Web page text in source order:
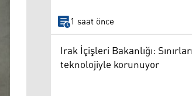
1 saat önce
Irak İçişleri Bakanlığı:
teknolojiyle korunuyor